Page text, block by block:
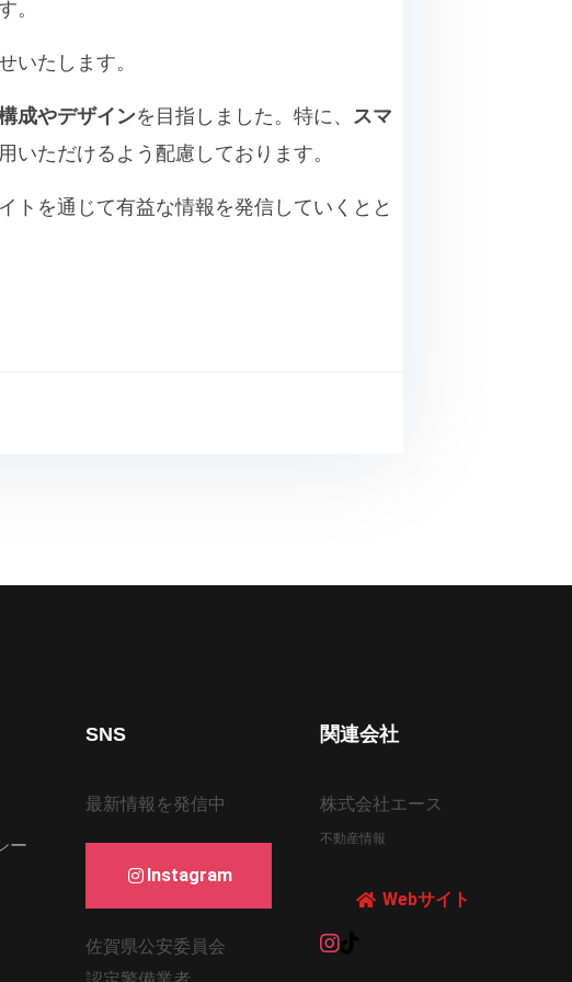
。
いたします。
成やデザインを目指しました。特に、
スマ
ただけるよう配慮しております。
トを通じて有益な情報を発信していくとと
ー
SNS
最新情報を発信中
Instagram
佐賀県公安委員会
関連会社
株式会社エース
不動産情報
Webサイト